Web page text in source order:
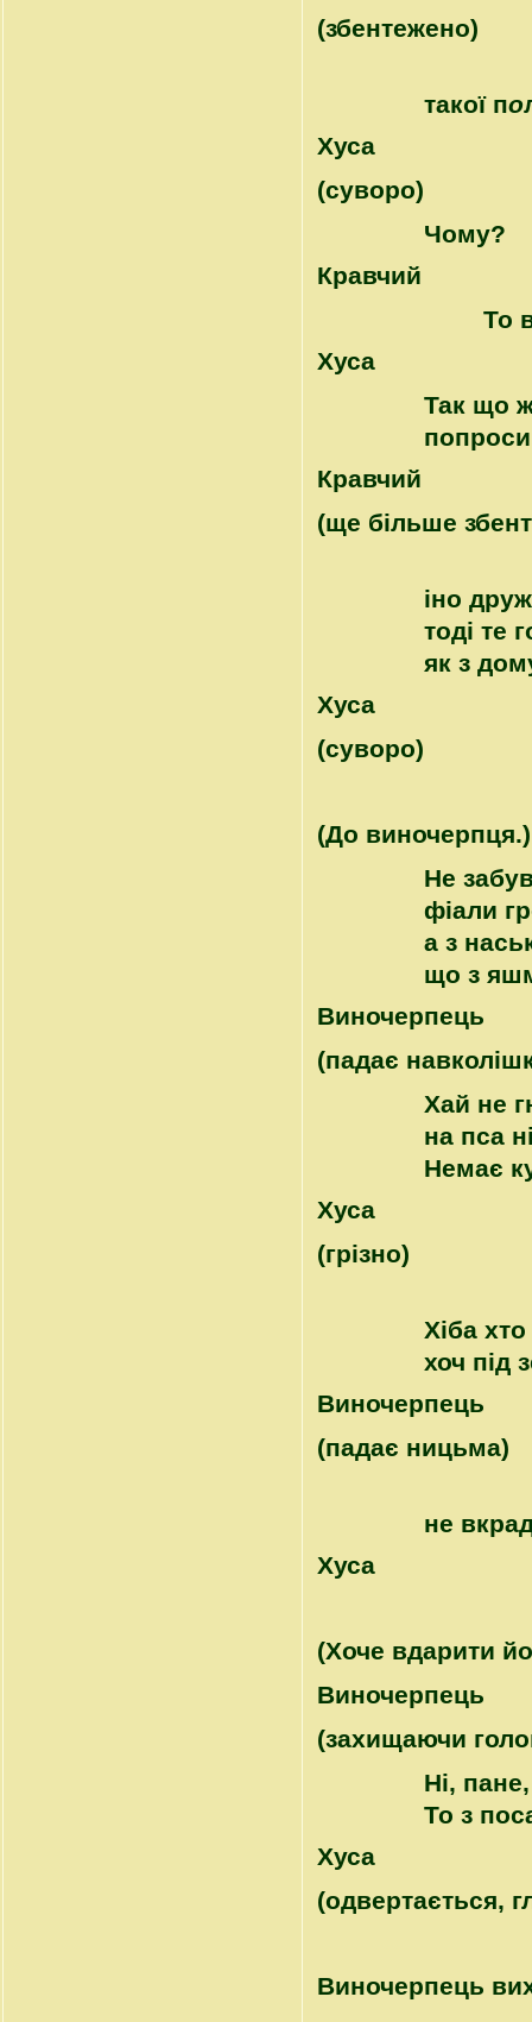
(збентежено)
такої по
Хуса
(суворо)
Чому?
Кравчий
То
Хуса
Так що
Кравчий
(ще більше
іно
тоді те
як з
Хуса
(суворо)
(До виночерпця.)
Не
фіали
а з
що з
Виночерпець
(падає
Хай не
на пса
Немає
Хуса
(грізно)
Хіба
хоч під
Виночерпець
(падає ницьма)
не
Хуса
(Хоче вдарити
Виночерпець
(захищаючи
Ні,
То з
Хуса
(одвертається,
Виночерпець